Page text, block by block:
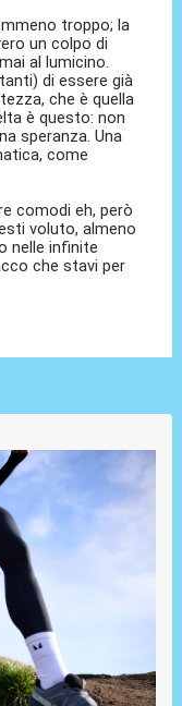
troppo; la
un colpo di
al lumicino.
di essere già
che è quella
è questo: non
speranza. Una
come
comodi eh, però
voluto, almeno
nelle infinite
che stavi per